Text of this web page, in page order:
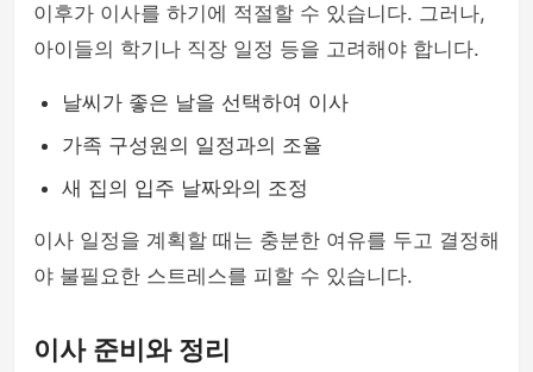
이후가 이사를 하기에 적절할 수 있습니다. 그러나,
아이들의 학기나 직장 일정 등을 고려해야 합니다.
날씨가 좋은 날을 선택하여 이사
가족 구성원의 일정과의 조율
새 집의 입주 날짜와의 조정
이사 일정을 계획할 때는 충분한 여유를 두고 결정해
야 불필요한 스트레스를 피할 수 있습니다.
이사 준비와 정리